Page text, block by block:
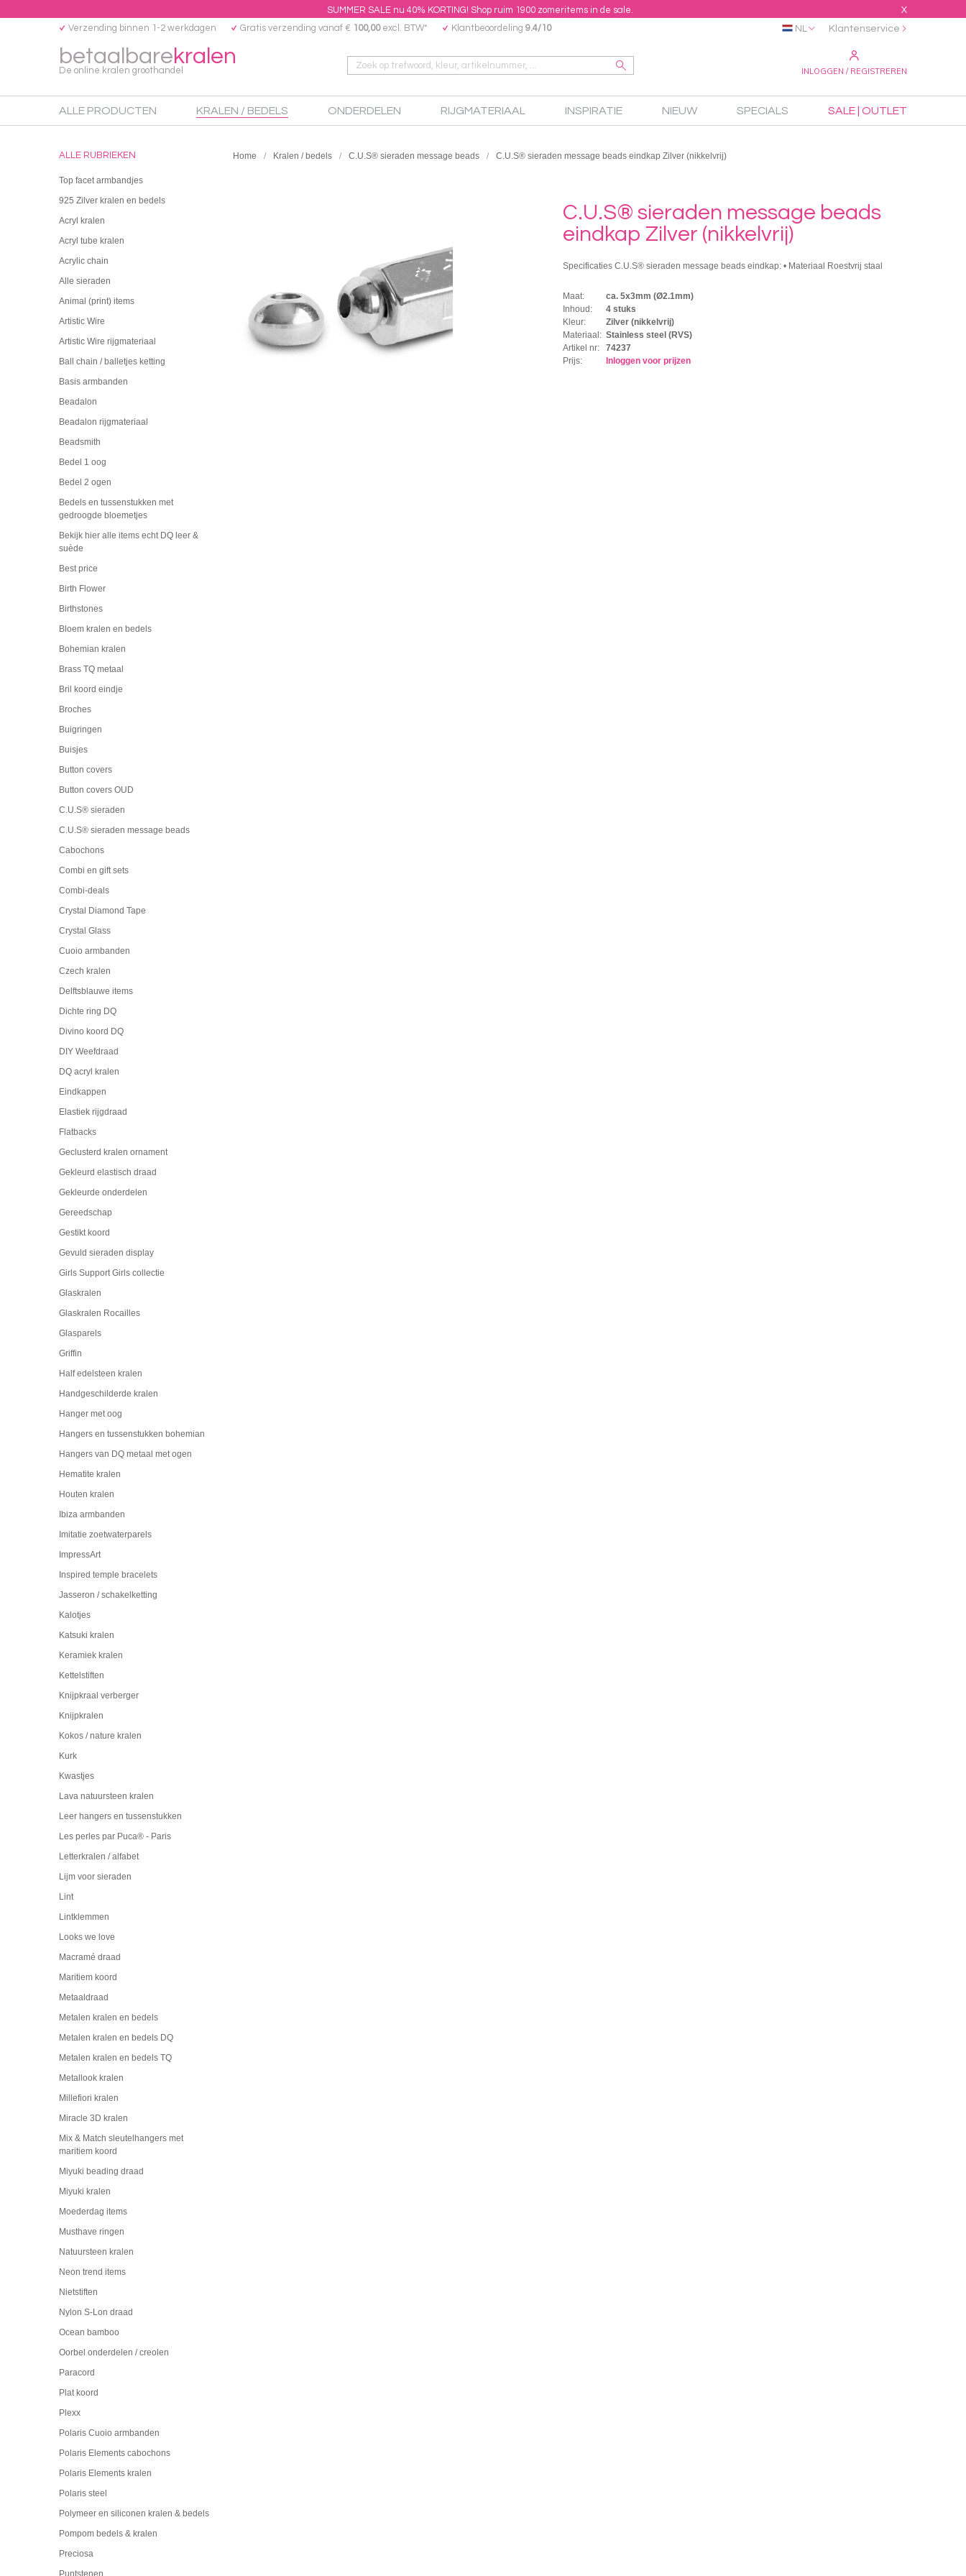
SUMMER SALE nu 40% KORTING! Shop ruim 1900 zomeritems in de sale. X
betaalbarekralen
De online kralen groothandel
Verzending binnen 1-2 werkdagen Gratis verzending vanaf € 100,00excl. BTW* Klantbeoordeling 9.4/10
INLOGGEN / REGISTREREN
NL Klantenservice
ALLE PRODUCTEN KRALEN / BEDELS ONDERDELEN RIJGMATERIAAL INSPIRATIE NIEUW SPECIALS SALE | OUTLET
ALLE RUBRIEKEN
Top facet armbandjes
925 Zilver kralen en bedels
Acryl kralen
Acryl tube kralen
Acrylic chain
Alle sieraden
Animal (print) items
Artistic Wire
Artistic Wire rijgmateriaal
Ball chain / balletjes ketting
Basis armbanden
Beadalon
Beadalon rijgmateriaal
Beadsmith
Bedel 1 oog
Bedel 2 ogen
Bedels en tussenstukken met
gedroogde bloemetjes
Bekijk hier alle items echt DQ leer &
suède
Best price
Birth Flower
Birthstones
Bloem kralen en bedels
Bohemian kralen
Brass TQ metaal
Bril koord eindje
Broches
Buigringen
Buisjes
Button covers
Button covers OUD
C.U.S® sieraden
C.U.S® sieraden message beads
Cabochons
Combi en gift sets
Combi-deals
Crystal Diamond Tape
Crystal Glass
Cuoio armbanden
Czech kralen
Delftsblauwe items
Dichte ring DQ
Divino koord DQ
DIY Weefdraad
DQ acryl kralen
Eindkappen
Elastiek rijgdraad
Flatbacks
Geclusterd kralen ornament
Gekleurd elastisch draad
Gekleurde onderdelen
Gereedschap
Gestikt koord
Gevuld sieraden display
Girls Support Girls collectie
Glaskralen
Glaskralen Rocailles
Glasparels
Griffin
Half edelsteen kralen
Handgeschilderde kralen
Hanger met oog
Hangers en tussenstukken bohemian
Hangers van DQ metaal met ogen
Hematite kralen
Houten kralen
Ibiza armbanden
Imitatie zoetwaterparels
ImpressArt
Inspired temple bracelets
Jasseron / schakelketting
Kalotjes
Katsuki kralen
Keramiek kralen
Kettelstiften
Knijpkraal verberger
Knijpkralen
Kokos / nature kralen
Kurk
Kwastjes
Lava natuursteen kralen
Leer hangers en tussenstukken
Les perles par Puca® - Paris
Letterkralen / alfabet
Lijm voor sieraden
Lint
Lintklemmen
Looks we love
Macramé draad
Maritiem koord
Metaaldraad
Metalen kralen en bedels
Metalen kralen en bedels DQ
Metalen kralen en bedels TQ
Metallook kralen
Millefiori kralen
Miracle 3D kralen
Mix & Match sleutelhangers met
maritiem koord
Miyuki beading draad
Miyuki kralen
Moederdag items
Musthave ringen
Natuursteen kralen
Neon trend items
Nietstiften
Nylon S-Lon draad
Ocean bamboo
Oorbel onderdelen / creolen
Paracord
Plat koord
Plexx
Polaris Cuoio armbanden
Polaris Elements cabochons
Polaris Elements kralen
Polaris steel
Polymeer en siliconen kralen & bedels
Pompom bedels & kralen
Preciosa
Puntstenen
Home Kralen / bedels C.U.S® sieraden message beads C.U.S® sieraden message beads eindkap Zilver (nikkelvrij)
C.U.S® sieraden message beads
eindkap Zilver (nikkelvrij)
Specificaties C.U.S® sieraden message beads eindkap: • Materiaal Roestvrij staal
Maat:
ca. 5x3mm (Ø2.1mm)
Inhoud:
4 stuks
Kleur:
Zilver (nikkelvrij)
Materiaal: Stainless steel (RVS)
Artikel nr:
74237
Prijs:
Inloggen voor prijzen